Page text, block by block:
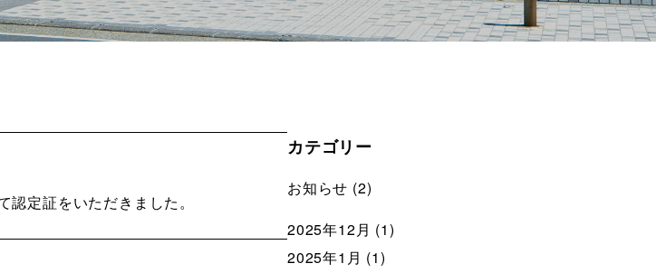
定証をいただきました。
カテゴリー
お知らせ (2)
2025年12月 (1)
2025年1月 (1)